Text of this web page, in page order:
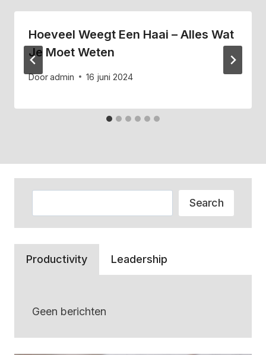
Hoeveel Weegt Een Haai – Alles Wat
Je Moet Weten
Dooradmin 16 juni 2024
Search
Productivity Leadership
Geen berichten